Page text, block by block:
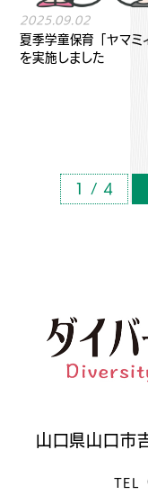
2025.09.02
夏季学童保育「ヤマミ
を実施しました
1 / 4
山口県山口
TEL